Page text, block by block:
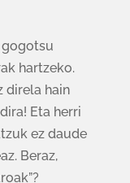
gogotsu
hartzeko.
direla hain
Eta herri
ez daude
Beraz,